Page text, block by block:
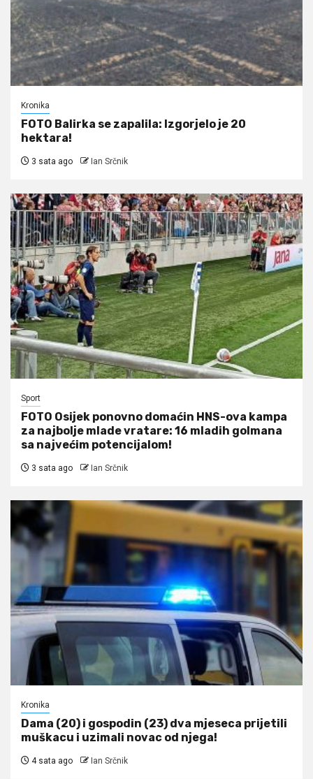
Kronika
FOTO Balirka se zapalila: Izgorjelo je 20
hektara!
3 sata ago Ian Srčnik
Sport
FOTO Osijek ponovno domaćin HNS-ova kampa
za najbolje mlade vratare: 16 mladih golmana
sa najvećim potencijalom!
3 sata ago Ian Srčnik
Kronika
Dama (20) i gospodin (23) dva mjeseca prijetili
muškacu i uzimali novac od njega!
4 sata ago Ian Srčnik